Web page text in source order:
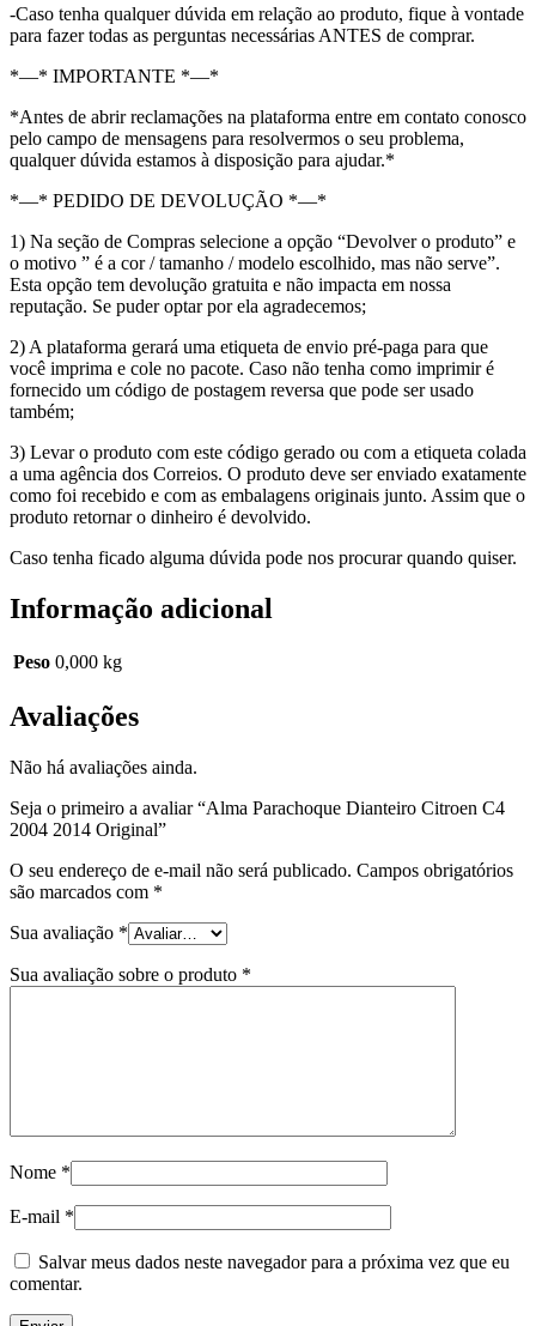
-Caso tenha qualquer dúvida em relação ao produto, fique à vontade
para fazer todas as perguntas necessárias ANTES de comprar.
*—* IMPORTANTE *—*
*Antes de abrir reclamações na plataforma entre em contato conosco
pelo campo de mensagens para resolvermos o seu problema,
qualquer dúvida estamos à disposição para ajudar.*
*—* PEDIDO DE DEVOLUÇÃO *—*
1) Na seção de Compras selecione a opção “Devolver o produto” e
o motivo ” é a cor / tamanho / modelo escolhido, mas não serve”.
Esta opção tem devolução gratuita e não impacta em nossa
reputação. Se puder optar por ela agradecemos;
2) A plataforma gerará uma etiqueta de envio pré-paga para que
você imprima e cole no pacote. Caso não tenha como imprimir é
fornecido um código de postagem reversa que pode ser usado
também;
3) Levar o produto com este código gerado ou com a etiqueta colada
a uma agência dos Correios. O produto deve ser enviado exatamente
como foi recebido e com as embalagens originais junto. Assim que o
produto retornar o dinheiro é devolvido.
Caso tenha ficado alguma dúvida pode nos procurar quando quiser.
Informação adicional
Peso 0,000 kg
Avaliações
Não há avaliações ainda.
Seja o primeiro a avaliar “Alma Parachoque Dianteiro Citroen C4
2004 2014 Original”
O seu endereço de e-mail não será publicado. Campos obrigatórios
são marcados com *
Sua avaliação *
Sua avaliação sobre o produto *
Nome *
E-mail *
Salvar meus dados neste navegador para a próxima vez que eu
comentar.